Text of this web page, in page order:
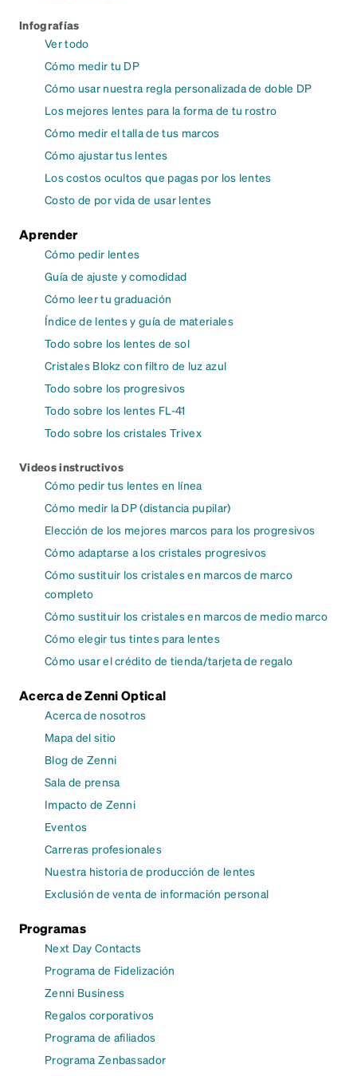
Infografías
Ver todo
Cómo medir tu DP
Cómo usar nuestra regla personalizada de doble DP
Los mejores lentes para la forma de tu rostro
Cómo medir el talla de tus marcos
Cómo ajustar tus lentes
Los costos ocultos que pagas por los lentes
Costo de por vida de usar lentes
Aprender
Cómo pedir lentes
Guía de ajuste y comodidad
Cómo leer tu graduación
Índice de lentes y guía de materiales
Todo sobre los lentes de sol
Cristales Blokz con filtro de luz azul
Todo sobre los progresivos
Todo sobre los lentes FL-41
Todo sobre los cristales Trivex
Videos instructivos
Cómo pedir tus lentes en línea
Cómo medir la DP (distancia pupilar)
Elección de los mejores marcos para los progresivos
Cómo adaptarse a los cristales progresivos
Cómo sustituir los cristales en marcos de marco
completo
Cómo sustituir los cristales en marcos de medio marco
Cómo elegir tus tintes para lentes
Cómo usar el crédito de tienda/tarjeta de regalo
Acerca de Zenni Optical
Acerca de nosotros
Mapa del sitio
Blog de Zenni
Sala de prensa
Impacto de Zenni
Eventos
Carreras profesionales
Nuestra historia de producción de lentes
Exclusión de venta de información personal
Programas
Next Day Contacts
Programa de Fidelización
Zenni Business
Regalos corporativos
Programa de afiliados
Programa Zenbassador